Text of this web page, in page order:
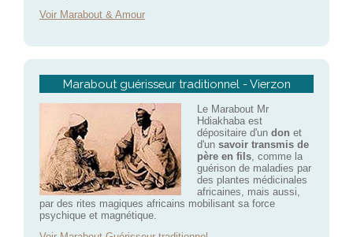
Voir Marabout & Amour
Marabout guérisseur traditionnel - Vierzon
Le Marabout Mr
Hdiakhaba est
dépositaire d'un don et
d'un savoir transmis de
père en fils, comme la
guérison de maladies par
des plantes médicinales
africaines, mais aussi,
par des rites magiques africains mobilisant sa force
psychique et magnétique.